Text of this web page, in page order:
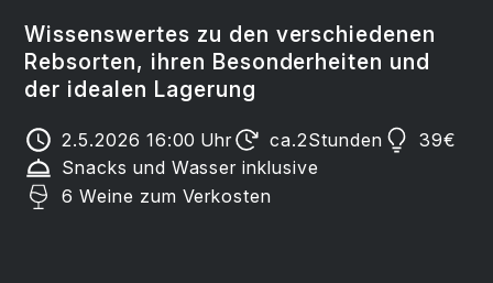
Wissenswertes zu den verschiedenen
Rebsorten, ihren Besonderheiten und
der idealen Lagerung
2.5.2026 16:00 Uhr ca.2Stunden 39€
Snacks und Wasser inklusive
6 Weine zum Verkosten